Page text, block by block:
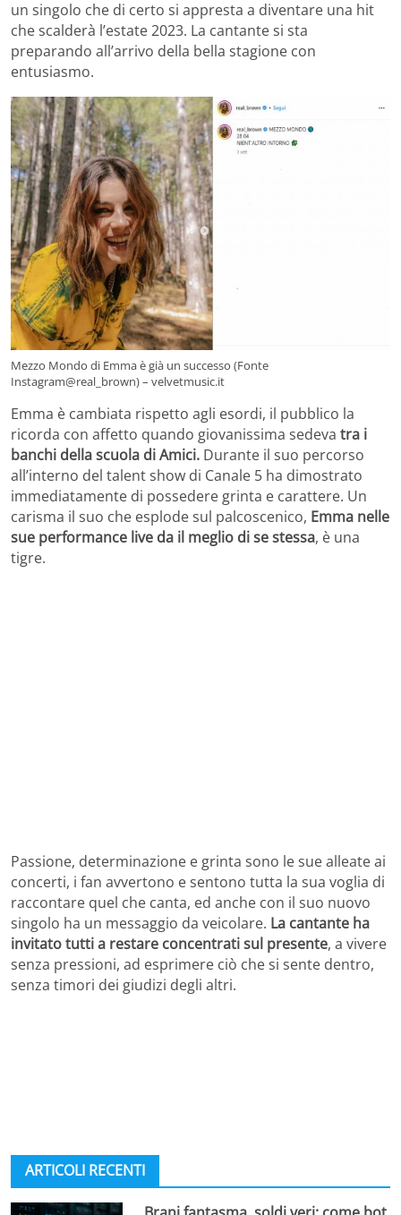
un singolo che di certo si appresta a diventare una hit
che scalderà l’estate 2023. La cantante si sta
preparando all’arrivo della bella stagione con
entusiasmo.
Mezzo Mondo di Emma è già un successo (Fonte
Instagram@real_brown) – velvetmusic.it
Emma è cambiata rispetto agli esordi, il pubblico la
ricorda con affetto quando giovanissima sedeva tra i
banchi della scuola di Amici. Durante il suo percorso
all’interno del talent show di Canale 5 ha dimostrato
immediatamente di possedere grinta e carattere. Un
carisma il suo che esplode sul palcoscenico, Emma nelle
sue performance live da il meglio di se stessa, è una
tigre.
Passione, determinazione e grinta sono le sue alleate ai
concerti, i fan avvertono e sentono tutta la sua voglia di
raccontare quel che canta, ed anche con il suo nuovo
singolo ha un messaggio da veicolare. La cantante ha
invitato tutti a restare concentrati sul presente, a vivere
senza pressioni, ad esprimere ciò che si sente dentro,
senza timori dei giudizi degli altri.
ARTICOLI RECENTI